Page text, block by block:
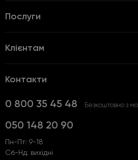
Послуги
Клієнтам
Контакти
0 800 35 45 48 Безкоштовно з
050 148 20 90
Пн-Пт: 9-18
Сб-Нд: вихідні